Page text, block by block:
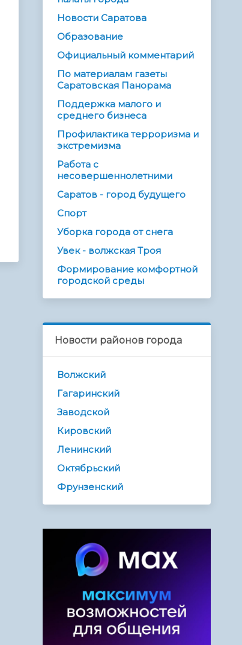
Новости Саратова
Образование
Официальный комментарий
По материалам газеты
Саратовская Панорама
Поддержка малого и
среднего бизнеса
Профилактика терроризма и
экстремизма
Работа с
несовершеннолетними
Саратов - город будущего
Спорт
Уборка города от снега
Увек - волжская Троя
Формирование комфортной
городской среды
Новости районов города
Волжский
Гагаринский
Заводской
Кировский
Ленинский
Октябрьский
Фрунзенский